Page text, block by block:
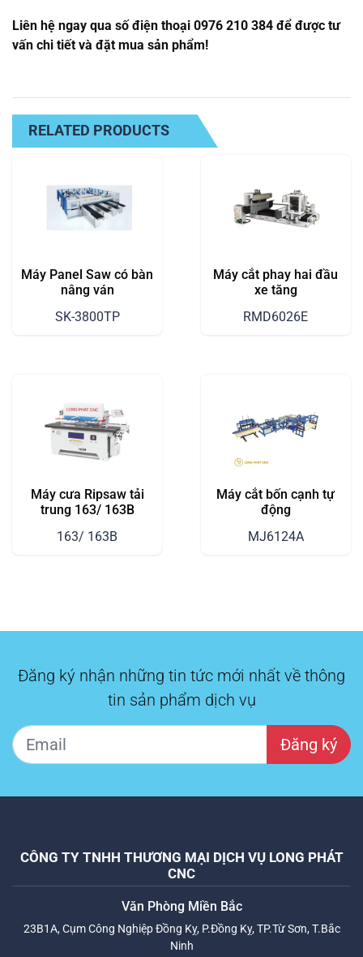
Liên hệ ngay qua số điện thoại 0976 210 384 để được tư
vấn chi tiết và đặt mua sản phẩm!
RELATED PRODUCTS
Máy Panel Saw có bàn
nâng ván
SK-3800TP
Máy cắt phay hai đầu
xe tăng
RMD6026E
Máy cưa Ripsaw tải
trung 163/ 163B
163/ 163B
Máy cắt bốn cạnh tự
động
MJ6124A
Đăng ký nhận những tin tức mới nhất về thông
tin sản phẩm dịch vụ
Đăng ký
CÔNG TY TNHH THƯƠNG MẠI DỊCH VỤ LONG PHÁT
CNC
Văn Phòng Miền Bắc
23B1A, Cụm Công Nghiệp Đồng Kỵ, P.Đồng Kỵ, TP.Từ Sơn, T.Bắc
Ninh